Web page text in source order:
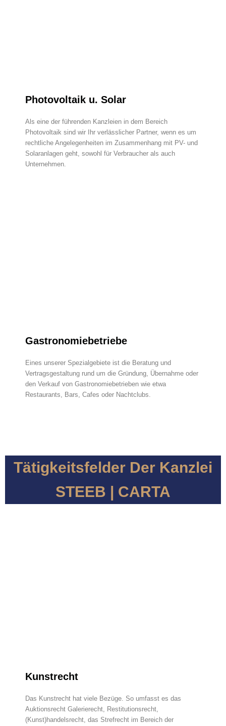
Photovoltaik u. Solar
Als eine der führenden Kanzleien in dem Bereich
Photovoltaik sind wir Ihr verlässlicher Partner, wenn es um
rechtliche Angelegenheiten im Zusammenhang mit PV- und
Solaranlagen geht, sowohl für Verbraucher als auch
Unternehmen.
Gastronomiebetriebe
Eines unserer Spezialgebiete ist die Beratung und
Vertragsgestaltung rund um die Gründung, Übernahme oder
den Verkauf von Gastronomiebetrieben wie etwa
Restaurants, Bars, Cafes oder Nachtclubs.
Tätigkeitsfelder Der Kanzlei
STEEB | CARTA
Kunstrecht
Das Kunstrecht hat viele Bezüge. So umfasst es das
Auktionsrecht Galerierecht, Restitutionsrecht,
(Kunst)handelsrecht, das Strefrecht im Bereich der